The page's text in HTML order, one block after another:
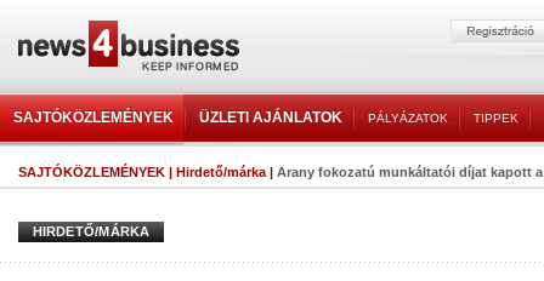
SAJTÓKÖZLEMÉNYEK ÜZLETI AJÁNLATOK PÁLYÁZATOK TIPPEK
SAJTÓKÖZLEMÉNYEK | Hirdető/márka | Arany fokozatú munkáltatói díjat kapott a
HIRDETŐ/MÁRKA